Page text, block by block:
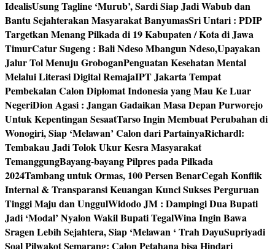
IdealisUsung Tagline ‘Murub’, Sardi Siap Jadi Wabub dan
Bantu Sejahterakan Masyarakat BanyumasSri Untari : PDIP
Targetkan Menang Pilkada di 19 Kabupaten / Kota di Jawa
TimurCatur Sugeng : Bali Ndeso Mbangun Ndeso,Upayakan
Jalur Tol Menuju GroboganPenguatan Kesehatan Mental
Melalui Literasi Digital RemajaIPT Jakarta Tempat
Pembekalan Calon Diplomat Indonesia yang Mau Ke Luar
NegeriDion Agasi : Jangan Gadaikan Masa Depan Purworejo
Untuk Kepentingan SesaatTarso Ingin Membuat Perubahan di
Wonogiri, Siap ‘Melawan’ Calon dari PartainyaRichardl:
Tembakau Jadi Tolok Ukur Kesra Masyarakat
TemanggungBayang-bayang Pilpres pada Pilkada
2024Tambang untuk Ormas, 100 Persen BenarCegah Konflik
Internal & Transparansi Keuangan Kunci Sukses Perguruan
Tinggi Maju dan UnggulWidodo JM : Dampingi Dua Bupati
Jadi ‘Modal’ Nyalon Wakil Bupati TegalWina Ingin Bawa
Sragen Lebih Sejahtera, Siap ‘Melawan ‘ Trah DayuSupriyadi
Soal Pilwakot Semarang: Calon Petahana bisa Hindari